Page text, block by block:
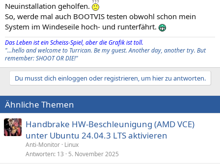
Neuinstallation geholfen.
So, werde mal auch BOOTVIS testen obwohl schon mein
System im Windeseile hoch- und runterfährt.
Das Leben ist ein Scheiss-Spiel, aber die Grafik ist toll.
"...hello and welcome to Turrican. Be my guest. Another day, another try. But
remember: SHOOT OR DIE!"
Du musst dich einloggen oder registrieren, um hier zu antworten.
Ähnliche Themen
Handbrake HW-Beschleunigung (AMD VCE)
unter Ubuntu 24.04.3 LTS aktivieren
Anti-Monitor Linux
Antworten 13 5. November 2025